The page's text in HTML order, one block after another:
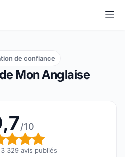
Mon Anglaise
de confiance
/10
globale : 9,7 sur
329 avis publiés